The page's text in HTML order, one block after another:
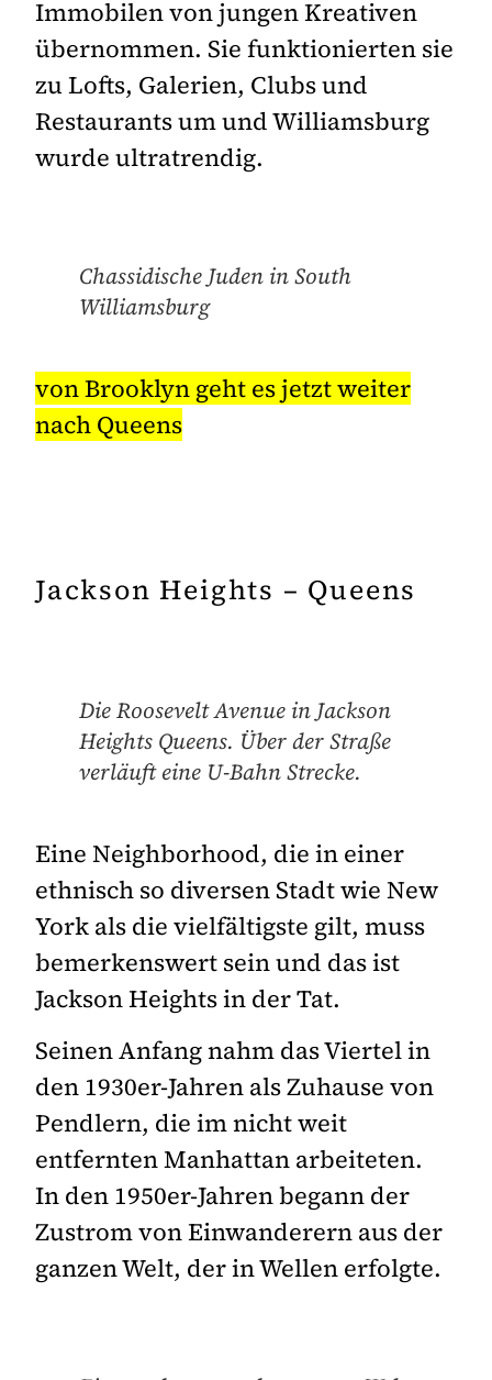
Immobilen von jungen Kreativen
übernommen. Sie funktionierten sie
zu Lofts, Galerien, Clubs und
Restaurants um und Williamsburg
wurde ultratrendig.
Chassidische Juden in South
Williamsburg
von Brooklyn geht es jetzt weiter
nach Queens
Jackson Heights – Queens
Die Roosevelt Avenue in Jackson
Heights Queens. Über der Straße
verläuft eine U-Bahn Strecke.
Eine Neighborhood, die in einer
ethnisch so diversen Stadt wie New
York als die vielfältigste gilt, muss
bemerkenswert sein und das ist
Jackson Heights in der Tat.
Seinen Anfang nahm das Viertel in
den 1930er-Jahren als Zuhause von
Pendlern, die im nicht weit
entfernten Manhattan arbeiteten.
In den 1950er-Jahren begann der
Zustrom von Einwanderern aus der
ganzen Welt, der in Wellen erfolgte.